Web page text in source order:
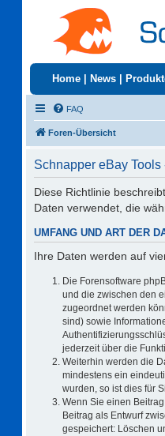
Home News
FAQ
Foren-Übersicht
Schnapper eBay
Diese Richtlinie
Daten verwendet, die
UMFANG UND ART DER
Ihre Daten werden auf
Die Forensoftware
und die zwischen den
zugeordnet werden
sind) sowie
jederzeit über die
Weiterhin werden die
mindestens ein
wurden, so ist dies für
Wenn Sie einen
Beitrag als Entwurf
gespeichert: Löschen